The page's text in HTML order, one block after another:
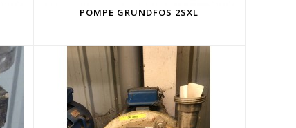
POMPE GRUNDFOS 2SXL